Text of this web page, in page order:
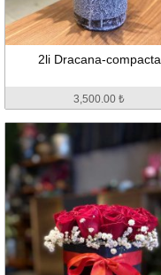
2li Dracana-compacta
3,500.00 ₺